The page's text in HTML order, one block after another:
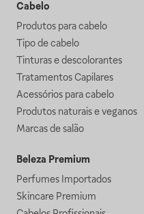
Cabelo
Produtos para cabelo
Tipo de cabelo
Tinturas e descolorantes
Tratamentos Capilares
Acessórios para cabelo
Produtos naturais e veganos
Marcas de salão
Beleza Premium
Perfumes Importados
Skincare Premium